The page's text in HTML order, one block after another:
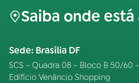
Saiba onde está
Sede: Brasília DF
SCS – Quadra 08 – Bloco B 50/60
Edifício Venâncio Shopping